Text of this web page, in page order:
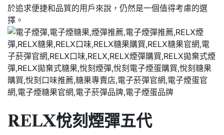
於追求便捷和品質的用戶來說，仍然是一個值得考慮的選
擇。
RELX悅刻煙彈五代